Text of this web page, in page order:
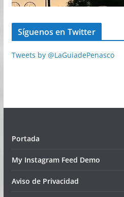
Síguenos en Twitter
Tweets by @LaGuiadePenasco
Portada
My Instagram Feed Demo
Aviso de Privacidad